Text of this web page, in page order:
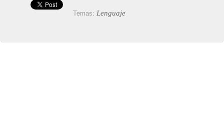
Temas: Lenguaje